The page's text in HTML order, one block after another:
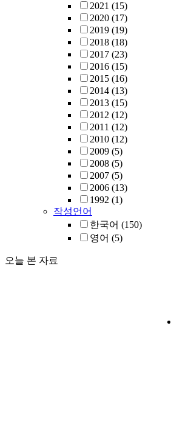
2021 (15)
2020 (17)
2019 (19)
2018 (18)
2017 (23)
2016 (15)
2015 (16)
2014 (13)
2013 (15)
2012 (12)
2011 (12)
2010 (12)
2009 (5)
2008 (5)
2007 (5)
2006 (13)
1992 (1)
작성언어
한국어 (150)
영어 (5)
오늘 본 자료